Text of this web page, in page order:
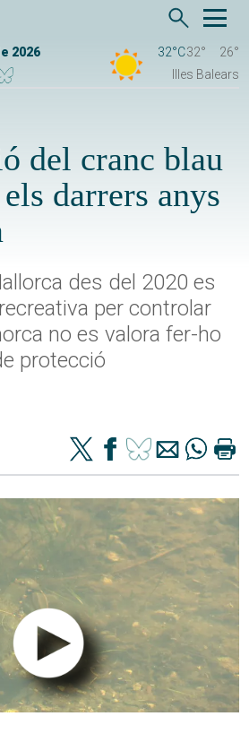
2026 32°C32°
26°
Illes Balears
del cranc blau
darrers anys
des del 2020 es
per controlar
no es valora fer-ho
protecció